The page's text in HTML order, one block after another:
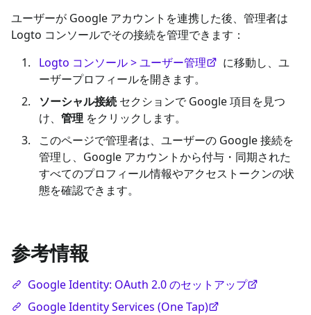
ユーザーが Google アカウントを連携した後、管理者は
Logto コンソールでその接続を管理できます：
Logto コンソール > ユーザー管理
に移動し、ユ
ーザープロフィールを開きます。
ソーシャル接続 セクションで Google 項目を見つ
け、 管理 をクリックします。
このページで管理者は、ユーザーの Google 接続を
管理し、Google アカウントから付与・同期された
すべてのプロフィール情報やアクセストークンの状
態を確認できます。
参考情報
Google Identity: OAuth 2.0 のセットアップ
Google Identity Services (One Tap)